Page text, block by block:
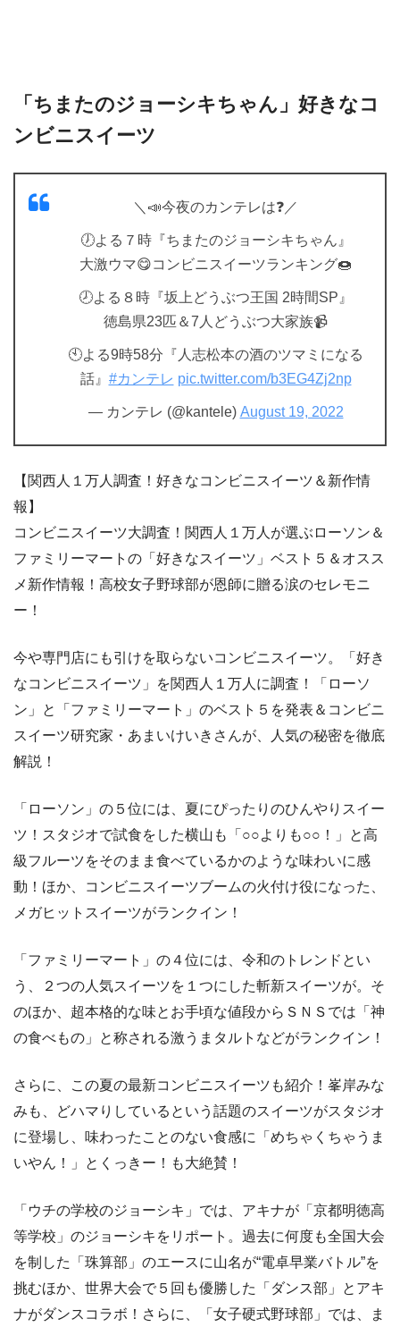
「ちまたのジョーシキちゃん」好きなコ
ンビニスイーツ
＼📣今夜のカンテレは❓／
🕖よる７時『ちまたのジョーシキちゃん』
大激ウマ😋コンビニスイーツランキング🍩
🕗よる８時『坂上どうぶつ王国 2時間SP』
徳島県23匹＆7人どうぶつ大家族📹
🕙よる9時58分『人志松本の酒のツマミになる
話』 #カンテレ pic.twitter.com/b3EG4Zj2np
— カンテレ (@kantele) August 19, 2022
【関西人１万人調査！好きなコンビニスイーツ＆新作情
報】
コンビニスイーツ大調査！関西人１万人が選ぶローソン＆
ファミリーマートの「好きなスイーツ」ベスト５＆オスス
メ新作情報！高校女子野球部が恩師に贈る涙のセレモニ
ー！
今や専門店にも引けを取らないコンビニスイーツ。「好き
なコンビニスイーツ」を関西人１万人に調査！「ローソ
ン」と「ファミリーマート」のベスト５を発表＆コンビニ
スイーツ研究家・あまいけいきさんが、人気の秘密を徹底
解説！
「ローソン」の５位には、夏にぴったりのひんやりスイー
ツ！スタジオで試食をした横山も「○○よりも○○！」と高
級フルーツをそのまま食べているかのような味わいに感
動！ほか、コンビニスイーツブームの火付け役になった、
メガヒットスイーツがランクイン！
「ファミリーマート」の４位には、令和のトレンドとい
う、２つの人気スイーツを１つにした斬新スイーツが。そ
のほか、超本格的な味とお手頃な値段からＳＮＳでは「神
の食べもの」と称される激うまタルトなどがランクイン！
さらに、この夏の最新コンビニスイーツも紹介！峯岸みな
みも、どハマりしているという話題のスイーツがスタジオ
に登場し、味わったことのない食感に「めちゃくちゃうま
いやん！」とくっきー！も大絶賛！
「ウチの学校のジョーシキ」では、アキナが「京都明徳高
等学校」のジョーシキをリポート。過去に何度も全国大会
を制した「珠算部」のエースに山名が“電卓早業バトル”を
挑むほか、世界大会で５回も優勝した「ダンス部」とアキ
ナがダンスコラボ！さらに、「女子硬式野球部」では、ま